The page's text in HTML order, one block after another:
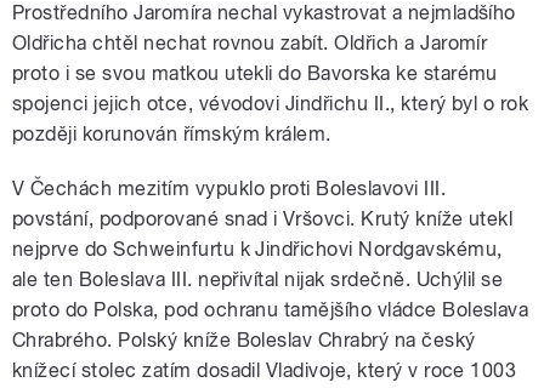
Prostředního Jaromíra nechal vykastrovat a nejmladšího
Oldřicha chtěl nechat rovnou zabít. Oldřich a Jaromír
proto i se svou matkou utekli do Bavorska ke starému
spojenci jejich otce, vévodovi Jindřichu II., který byl o rok
později korunován římským králem.
V Čechách mezitím vypuklo proti Boleslavovi III.
povstání, podporované snad i Vršovci. Krutý kníže utekl
nejprve do Schweinfurtu k Jindřichovi Nordgavskému,
ale ten Boleslava III. nepřivítal nijak srdečně. Uchýlil se
proto do Polska, pod ochranu tamějšího vládce Boleslava
Chrabrého. Polský kníže Boleslav Chrabrý na český
knížecí stolec zatím dosadil Vladivoje, který v roce 1003